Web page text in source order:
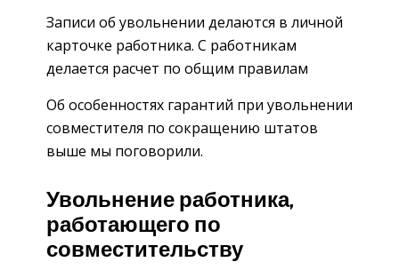
Записи об увольнении делаются в личной
карточке работника. С работникам
делается расчет по общим правилам
Об особенностях гарантий при увольнении
совместителя по сокращению штатов
выше мы поговорили.
Увольнение работника,
работающего по
совместительству